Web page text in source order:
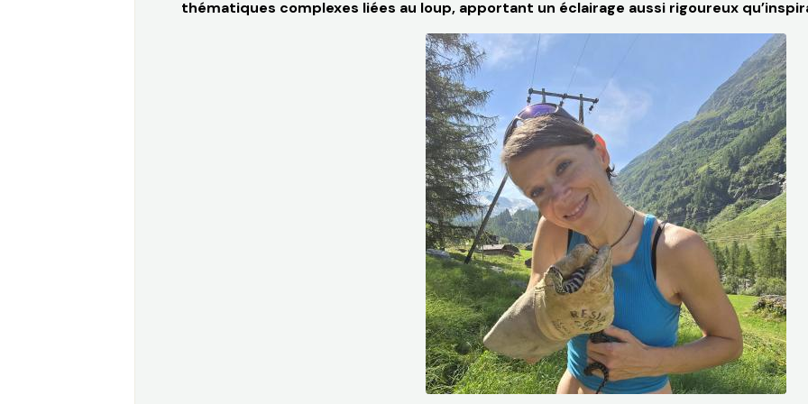
thématiques complexes liées au loup, apportant un éclairage aussi rigoureux